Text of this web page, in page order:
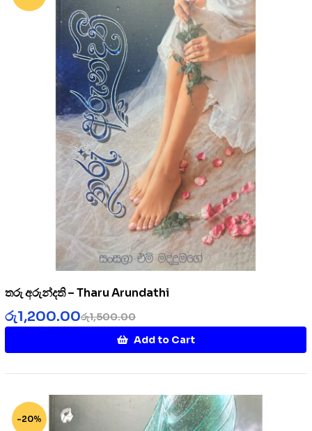
තරු අරුන්දති – Tharu Arundathi
රු1,500.00
රු1,200.00
Add to Cart
-20%